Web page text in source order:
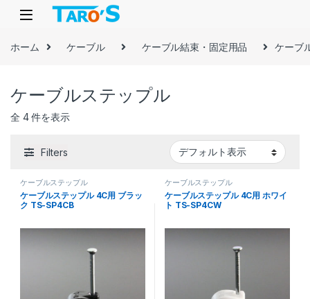
Skip to navigation
Skip to content
ホーム ケーブル ケーブル結束・固定用品 ケーブ
ケーブルステップル
全 4 件を表示
Filters
ケーブルステップル
ケーブルステップル 4C用 ブラッ
ク TS-SP4CB
ケーブルステップル
ケーブルステップル 4C用 ホワイ
ト TS-SP4CW